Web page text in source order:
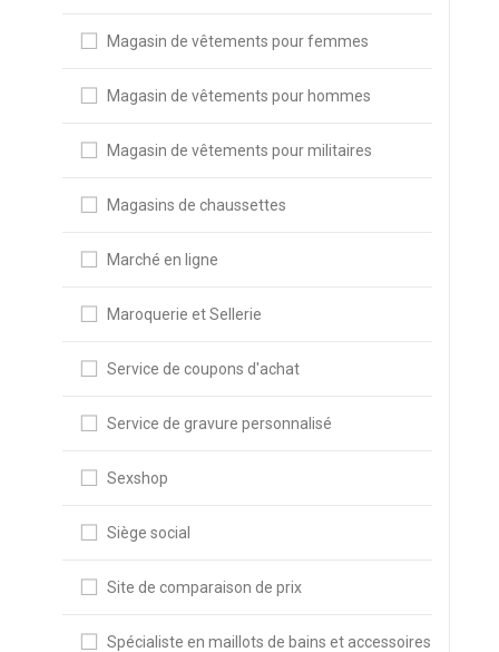
Magasin de vêtements pour femmes
Magasin de vêtements pour hommes
Magasin de vêtements pour militaires
Magasins de chaussettes
Marché en ligne
Maroquerie et Sellerie
Service de coupons d'achat
Service de gravure personnalisé
Sexshop
Siège social
Site de comparaison de prix
Spécialiste en maillots de bains et accessoires